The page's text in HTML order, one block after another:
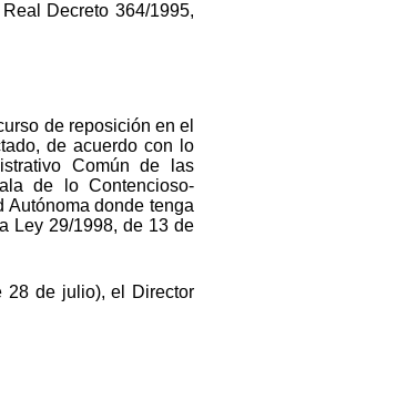
Decreto 364/1995,
de reposición en el
de acuerdo con lo
Común de las
de lo Contencioso-
donde tenga
Ley 29/1998, de 13 de
28 de julio), el Director